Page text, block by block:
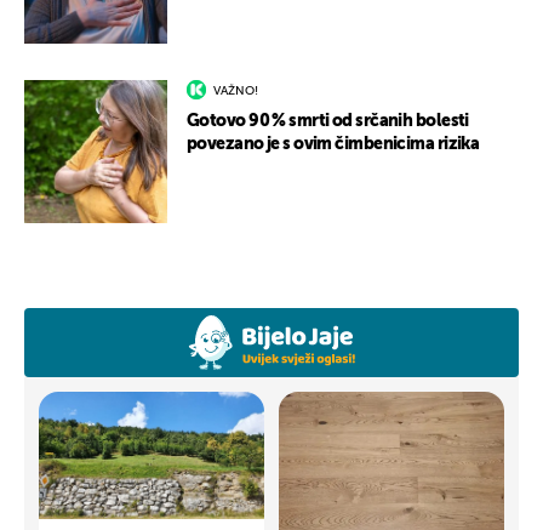
VAŽNO!
Gotovo 90 % smrti od srčanih bolesti
povezano je s ovim čimbenicima rizika